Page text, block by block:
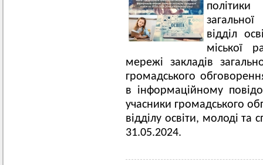
відділ
міської
мережі закладів
громадського
в інформаційному
учасники громадського
відділу освіти, молоді та
31.05.2024.